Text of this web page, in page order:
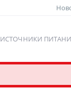
ИСТОЧНИКИ